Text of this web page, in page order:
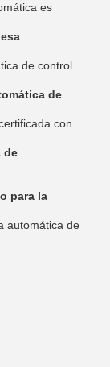
es
de control
de
con
de
para la
automática de